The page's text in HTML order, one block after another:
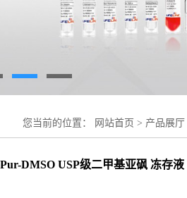
您当前的位置： 网站首页 > 产品展厅
DMSO USP级二甲基亚砜 冻存液